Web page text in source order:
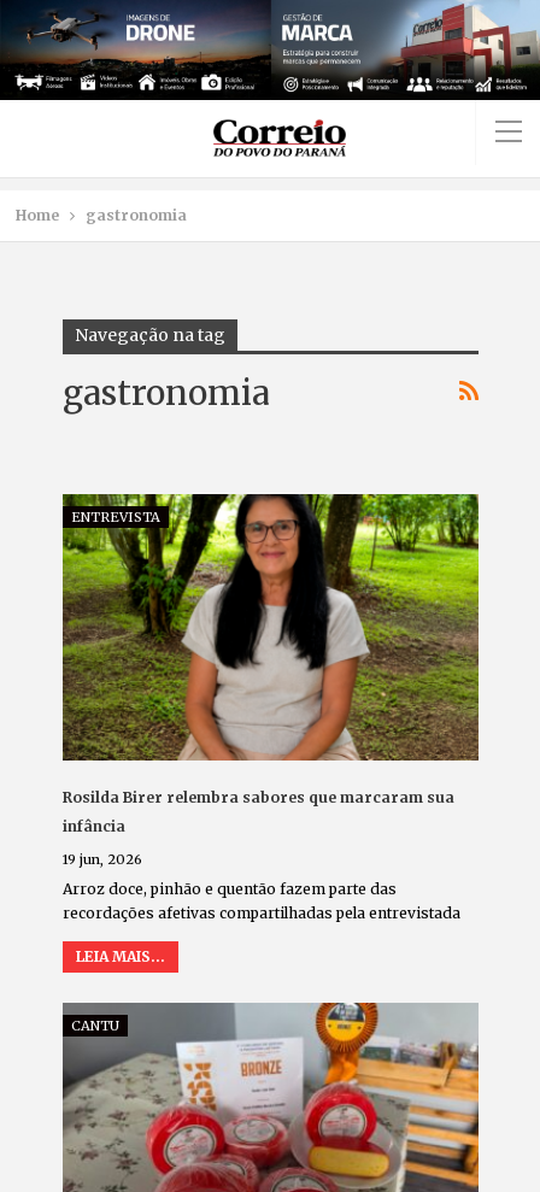
Home gastronomia
Navegação na tag
gastronomia
ENTREVISTA
Rosilda Birer relembra sabores que marcaram sua
infância
19 jun, 2026
Arroz doce, pinhão e quentão fazem parte das
recordações afetivas compartilhadas pela entrevistada
LEIA MAIS...
CANTU